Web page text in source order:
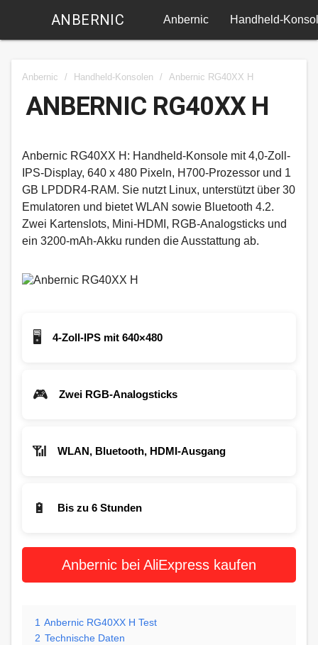
ANBERNIC Anbernic Handheld-
Anbernic / Handheld-Konsolen / Anbernic RG40XX H
ANBERNIC RG40XX H
Anbernic RG40XX H: Handheld-Konsole mit 4,0-Zoll-
IPS-Display, 640 x 480 Pixeln, H700-Prozessor und 1
GB LPDDR4-RAM.​ Sie nutzt Linux, unterstützt über 30
Emulatoren und bietet WLAN sowie Bluetooth 4.2.
Zwei Kartenslots, Mini-HDMI, RGB-Analogsticks und
ein 3200-mAh-Akku runden die Ausstattung ab.
🖥️ 4-Zoll-IPS mit 640×480
🎮 Zwei RGB-Analogsticks
📶 WLAN, Bluetooth, HDMI-Ausgang
🔋 Bis zu 6 Stunden
Anbernic bei AliExpress kaufen
1 Anbernic RG40XX H Test
2 Technische Daten